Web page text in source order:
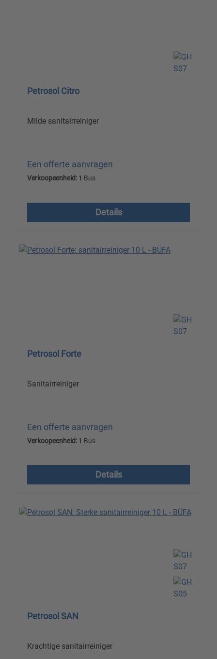
Petrosol Citro
Milde sanitairreiniger
Een offerte aanvragen
Verkoopeenheid: 1 Bus
Details
Petrosol Forte
Sanitairreiniger
Een offerte aanvragen
Verkoopeenheid: 1 Bus
Details
Petrosol SAN
Krachtige sanitairreiniger